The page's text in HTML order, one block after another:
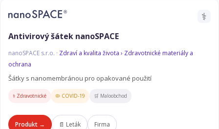
⚕️
Antivirový šátek nanoSPACE
nanoSPACE s.r.o. · Zdraví a kvalita života › Zdravotnické materiály a
ochrana
Šátky s nanomembránou pro opakované použití
⚕️ Zdravotnické 🦠 COVID-19 🛒 Maloobchod
Produkt → 📄 Leták Firma